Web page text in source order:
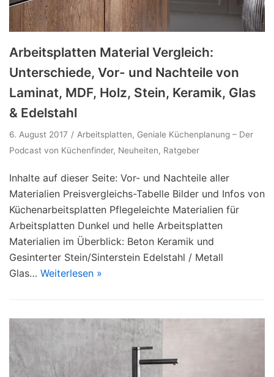
Arbeitsplatten Material Vergleich:
Unterschiede, Vor- und Nachteile von
Laminat, MDF, Holz, Stein, Keramik, Glas
& Edelstahl
6. August 2017 Arbeitsplatten, Geniale Küchenplanung – Der
Podcast von Küchenfinder, Neuheiten, Ratgeber
Inhalte auf dieser Seite: Vor- und Nachteile aller
Materialien Preisvergleichs-Tabelle Bilder und Infos von
Küchenarbeitsplatten Pflegeleichte Materialien für
Arbeitsplatten Dunkel und helle Arbeitsplatten
Materialien im Überblick: Beton Keramik und
Gesinterter Stein/Sinterstein Edelstahl / Metall
Glas… Weiterlesen »